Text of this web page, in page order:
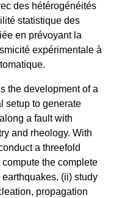
des hétérogénéités
statistique des
en prévoyant la
expérimentale à
the development of a
setup to generate
a fault with
and rheology. With
a threefold
the complete
(ii) study
propagation